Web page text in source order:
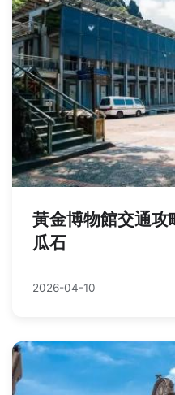
黃金博物館交通
瓜石
2026-04-10